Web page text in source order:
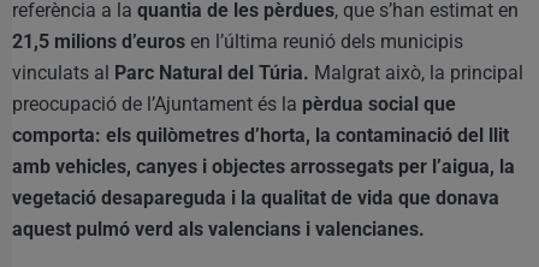
referència a la quantia de les pèrdues, que s’han estimat en
21,5 milions d’euros en l’última reunió dels municipis
vinculats al Parc Natural del Túria. Malgrat això, la principal
preocupació de l’Ajuntament és la pèrdua social que
comporta: els quilòmetres d’horta, la contaminació del llit
amb vehicles, canyes i objectes arrossegats per l’aigua, la
vegetació desapareguda i la qualitat de vida que donava
aquest pulmó verd als valencians i valencianes.